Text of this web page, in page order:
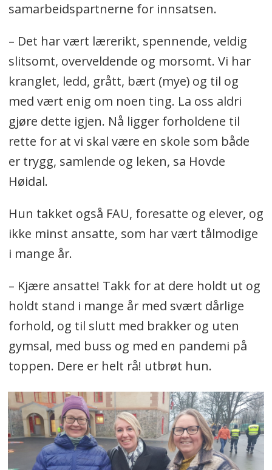
samarbeidspartnerne for innsatsen.
– Det har vært lærerikt, spennende, veldig
slitsomt, overveldende og morsomt. Vi har
kranglet, ledd, grått, bært (mye) og til og
med vært enig om noen ting. La oss aldri
gjøre dette igjen. Nå ligger forholdene til
rette for at vi skal være en skole som både
er trygg, samlende og leken, sa Hovde
Høidal.
Hun takket også FAU, foresatte og elever, og
ikke minst ansatte, som har vært tålmodige
i mange år.
– Kjære ansatte! Takk for at dere holdt ut og
holdt stand i mange år med svært dårlige
forhold, og til slutt med brakker og uten
gymsal, med buss og med en pandemi på
toppen. Dere er helt rå! utbrøt hun.